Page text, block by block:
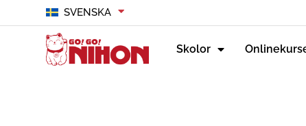
SVENSKA
Skolor